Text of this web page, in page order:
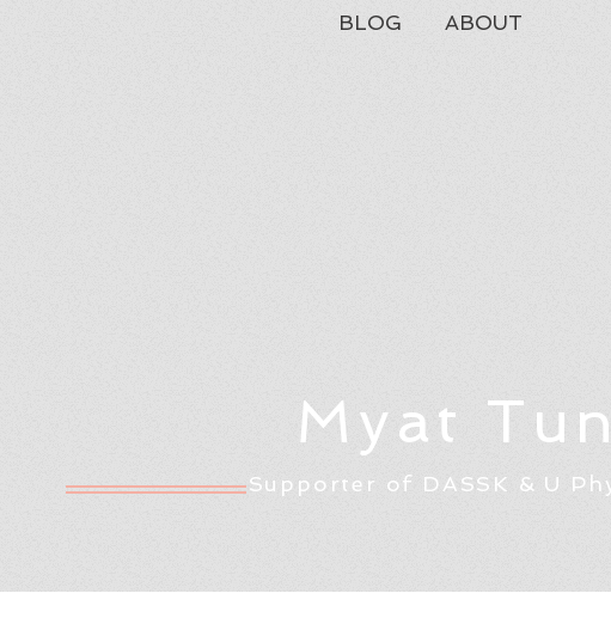
Myat
Supporter of DASSK & U
BLOG ABOUT